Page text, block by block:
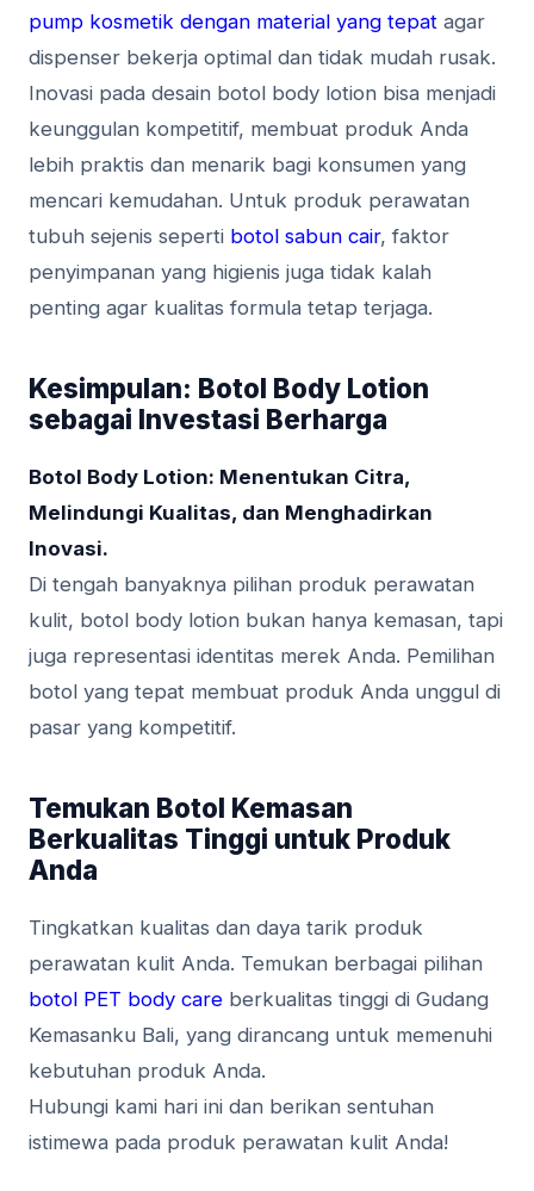
pump kosmetik dengan material yang tepat agar
dispenser bekerja optimal dan tidak mudah rusak.
Inovasi pada desain botol body lotion bisa menjadi
keunggulan kompetitif, membuat produk Anda
lebih praktis dan menarik bagi konsumen yang
mencari kemudahan. Untuk produk perawatan
tubuh sejenis seperti botol sabun cair, faktor
penyimpanan yang higienis juga tidak kalah
penting agar kualitas formula tetap terjaga.
Kesimpulan: Botol Body Lotion
sebagai Investasi Berharga
Botol Body Lotion: Menentukan Citra,
Melindungi Kualitas, dan Menghadirkan
Inovasi.
Di tengah banyaknya pilihan produk perawatan
kulit, botol body lotion bukan hanya kemasan, tapi
juga representasi identitas merek Anda. Pemilihan
botol yang tepat membuat produk Anda unggul di
pasar yang kompetitif.
Temukan Botol Kemasan
Berkualitas Tinggi untuk Produk
Anda
Tingkatkan kualitas dan daya tarik produk
perawatan kulit Anda. Temukan berbagai pilihan
botol PET body care berkualitas tinggi di Gudang
Kemasanku Bali, yang dirancang untuk memenuhi
kebutuhan produk Anda.
Hubungi kami hari ini dan berikan sentuhan
istimewa pada produk perawatan kulit Anda!